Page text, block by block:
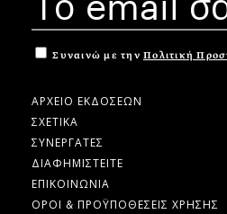
Συναινώ με την Πολιτική
ΑΡΧΕΙΟ ΕΚΔΟΣΕΩΝ
ΣΧΕΤΙΚΑ
ΣΥΝΕΡΓΑΤΕΣ
ΔΙΑΦΗΜΙΣΤΕΙΤΕ
ΕΠΙΚΟΙΝΩΝΙΑ
ΟΡΟΙ & ΠΡΟΫΠΟΘΕΣΕΙΣ ΧΡΗΣΗΣ